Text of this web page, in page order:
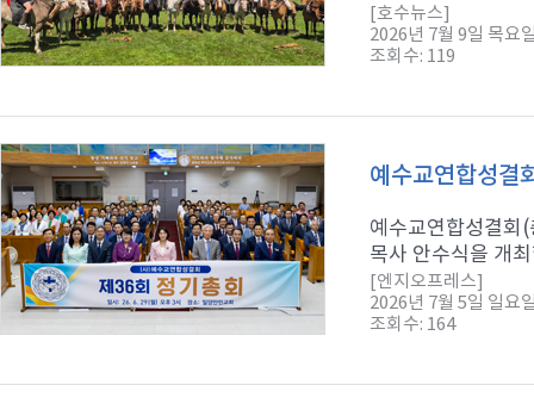
[호수뉴스]
2026년 7월 9일 목요
조회수: 119
예수교연합성결
예수교연합성결회
목사 안수식을 개
[엔지오프레스]
2026년 7월 5일 일요
조회수: 164